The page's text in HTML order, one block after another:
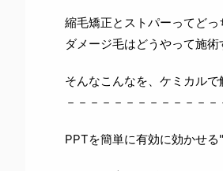
縮毛矯正とストパーってどっ
ダメージ毛はどうやって施術
そんなこんなを、ケミカル
－－－－－－－－－－－－
PPTを簡単に有効に効かせる